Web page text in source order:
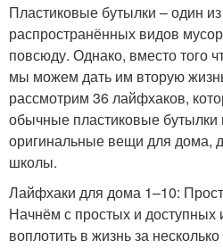
Пластиковые бутылки – один
распространённых видов
повсюду. Однако, вместо того
мы можем дать им вторую
рассмотрим 36 лайфхаков,
обычные пластиковые бутылки
оригинальные вещи для дома,
школы.
Лайфхаки для дома 1–10:
Начнём с простых и
воплотить в жизнь за